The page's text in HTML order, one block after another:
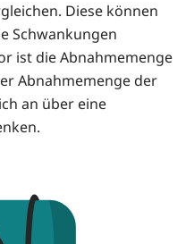
Diese können
Schwankungen
ist die Abnahmemenge
Abnahmemenge der
an über eine